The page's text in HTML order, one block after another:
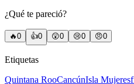
¿Qué te pareció?
🔥0 👍0 😲0 😢0 😠0
Etiquetas
Quintana RooCancúnIsla Mujeres